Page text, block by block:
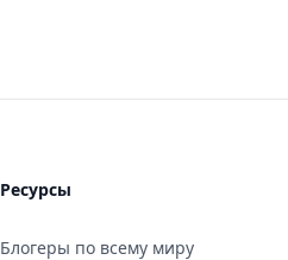
Ресурсы
Блогеры по всему миру